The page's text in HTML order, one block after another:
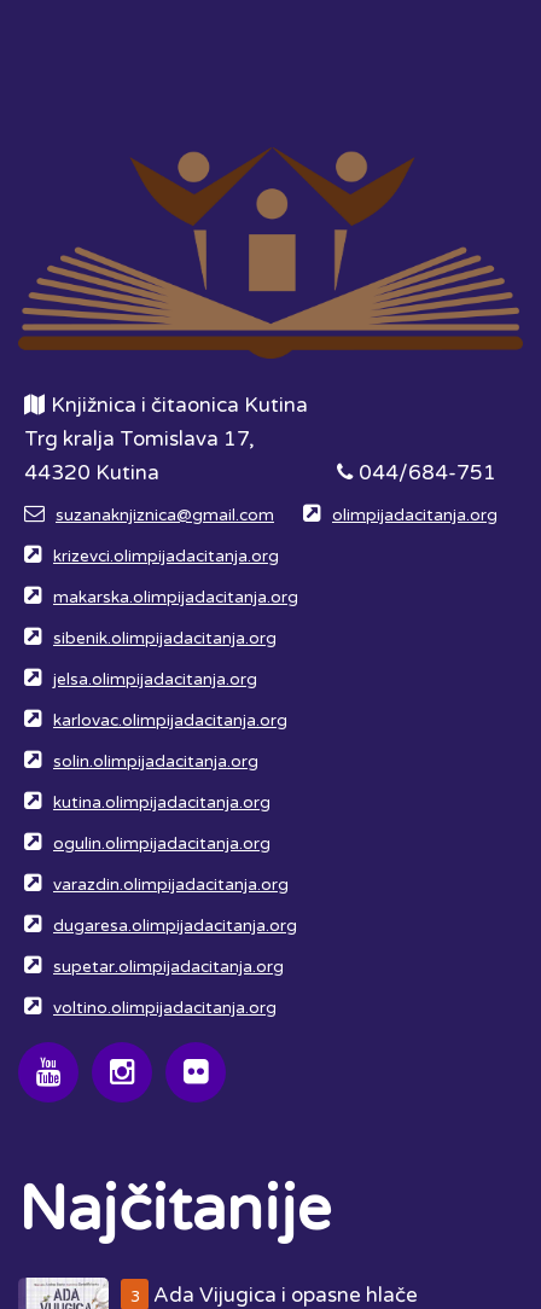
Knjižnica i čitaonica Kutina
Trg kralja Tomislava 17,
44320 Kutina
044/684-751
suzanaknjiznica@gmail.com olimpijadacitanja.org
krizevci.olimpijadacitanja.org
makarska.olimpijadacitanja.org
sibenik.olimpijadacitanja.org
jelsa.olimpijadacitanja.org
karlovac.olimpijadacitanja.org
solin.olimpijadacitanja.org
kutina.olimpijadacitanja.org
ogulin.olimpijadacitanja.org
varazdin.olimpijadacitanja.org
dugaresa.olimpijadacitanja.org
supetar.olimpijadacitanja.org
voltino.olimpijadacitanja.org
Najčitanije
3
Ada Vijugica i opasne hlače